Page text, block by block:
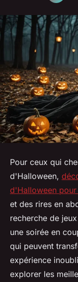
Pour ceux qui
d'Halloween,
d'Halloween
et des rires en
recherche de
une soirée en
qui peuvent
expérience
explorer les